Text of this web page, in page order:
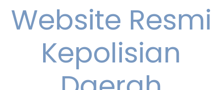
Website Resmi
Kepolisian